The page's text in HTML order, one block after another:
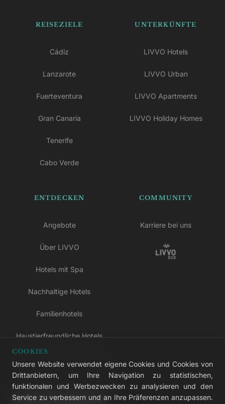
REISEZIELE
Cádiz
Lanzarote
Fuerteventura
Gran Canaria
Tenerife
Cabo Verde
UNTERKÜNFTE
LIVVO Hotels
LIVVO Urban
LIVVO Apartments
LIVVO Holiday Homes
ENTDECKEN
Angebote
Über LIVVO
Hotels mit Spa
Nachhaltige Hotels
Familienhotels
Haustierfreundliche Hotels
All-inclusive-Hotels
COMMUNITY
Karriere bei uns
COOKIES
Unsere Website verwendet eigene Cookies und Cookies von
Drittanbietern, um Ihre Navigation zu statistischen,
funktionalen und Werbezwecken zu analysieren und den
Service zu verbessern und an Ihre Präferenzen anzupassen.